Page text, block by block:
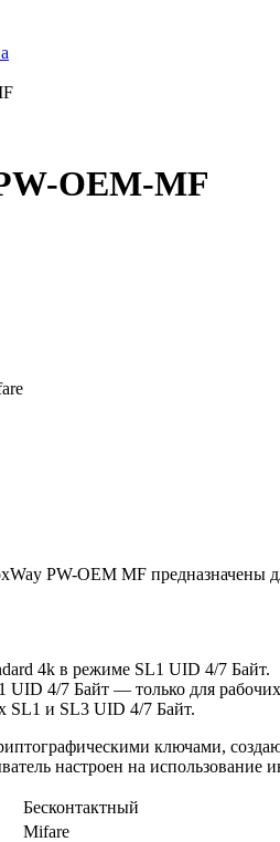
OEM-MF
PW-OEM MF
4k в режиме SL1 UID 4/7 Байт.
4/7 Байт — только для рабочих
SL1 и SL3 UID 4/7 Байт.
ключами,
настроен на
Бесконтактный
Mifare